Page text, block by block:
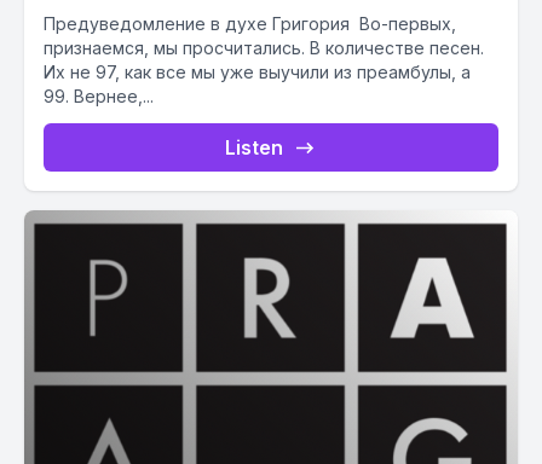
Предуведомление в духе Григория Во-первых,
признаемся, мы просчитались. В количестве песен.
Их не 97, как все мы уже выучили из преамбулы, а
99. Вернее,...
Listen